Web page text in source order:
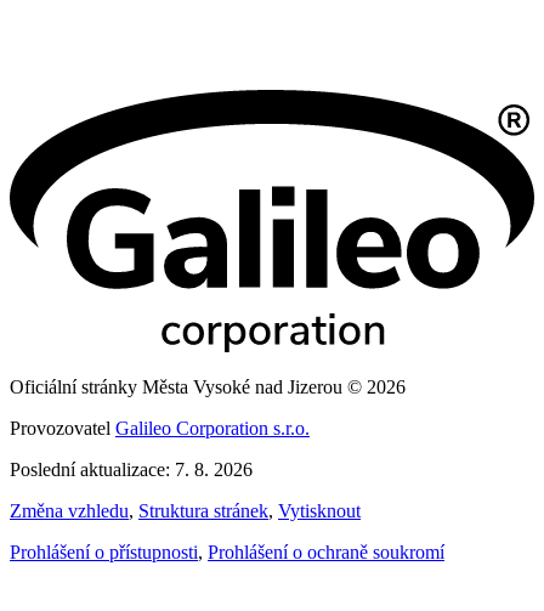
Oficiální stránky Města Vysoké nad Jizerou © 2026
Provozovatel Galileo Corporation s.r.o.
Poslední aktualizace: 7. 8. 2026
Změna vzhledu, Struktura stránek, Vytisknout
Prohlášení o přístupnosti, Prohlášení o ochraně soukromí